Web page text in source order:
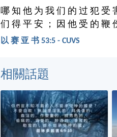
哪 知 他 为 我 们 的 过 犯 受
们 得 平 安 ； 因 他 受 的 鞭
以 赛 亚 书 53:5 - CUVS
相關話題